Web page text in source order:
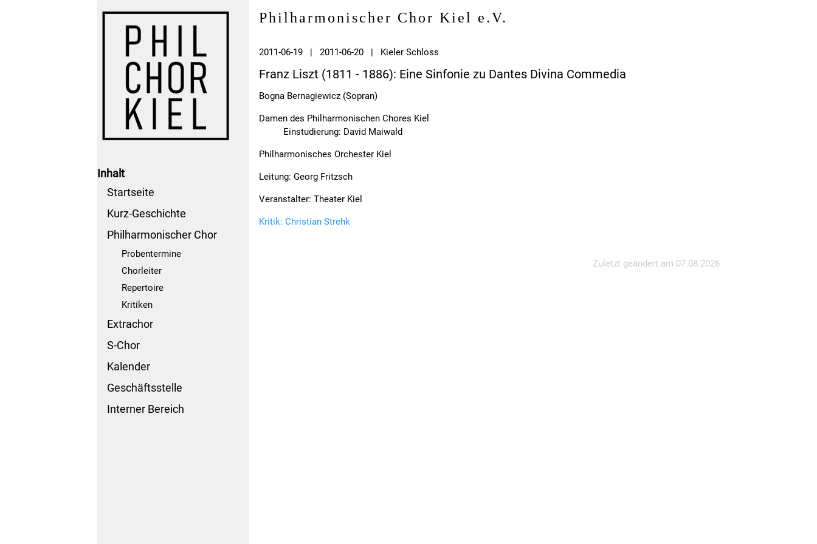
Inhalt
Startseite
Kurz-Geschichte
Philharmonischer Chor
Probentermine
Chorleiter
Repertoire
Kritiken
Extrachor
S-Chor
Kalender
Geschäftsstelle
Interner Bereich
Philharmonischer Chor Kiel e.V.
2011-06-19 | 2011-06-20 | Kieler Schloss
Franz Liszt (1811 - 1886): Eine Sinfonie zu Dantes Divina Commedia
Bogna Bernagiewicz (Sopran)
Damen des Philharmonischen Chores Kiel
Einstudierung: David Maiwald
Philharmonisches Orchester Kiel
Leitung: Georg Fritzsch
Veranstalter: Theater Kiel
Kritik: Christian Strehk
Zuletzt geändert am 07.08.2026